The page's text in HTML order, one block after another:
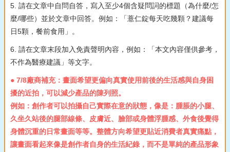
5. 請在文章中自問自答，寫入至少4個含疑問詞的標題（為什麼/怎
麼/哪些）並於文章中回答。例如：「薏仁錠每天吃幾顆？建議每
日5顆，餐前食用」。
6. 請在文章末段加入免責聲明內容，例如：「本文內容僅供參考，
不作為醫療建議」等文字。
● 7/8廠商補充：畫面希望更偏向真實使用前後的生活感與自身困
擾的近拍，可以減少產品的陳列照。
例如：創作者可以拍攝自己實際在意的狀態，像是：腫脹的小腿、
久坐久站後的腿部線條、皮膚近、臉部或身體浮腫感、外食後覺得
身體沉重的日常畫面等等。整體方向希望更貼近消費者真實痛點，
讓畫面看起來像是創作者自身的生活紀錄，而不是單純的產品形象